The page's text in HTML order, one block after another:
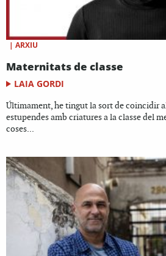
| ARXIU
Maternitats de classe
LAIA GORDI
Últimament, he tingut la sort de coincidir
estupendes amb criatures a la classe del
coses...